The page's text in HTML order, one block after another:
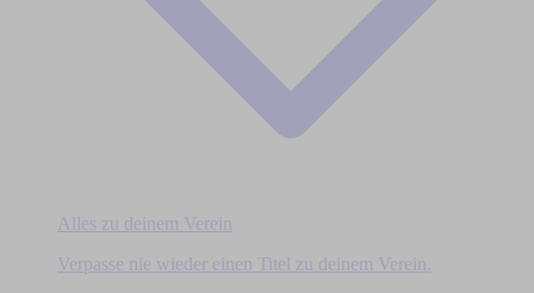
Alles zu deinem Verein
Verpasse nie wieder einen Titel zu deinem Verein.